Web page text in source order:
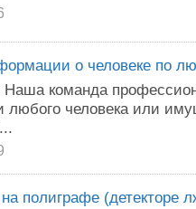
о человеке по
команда
любого человека или
полиграфе (детекторе